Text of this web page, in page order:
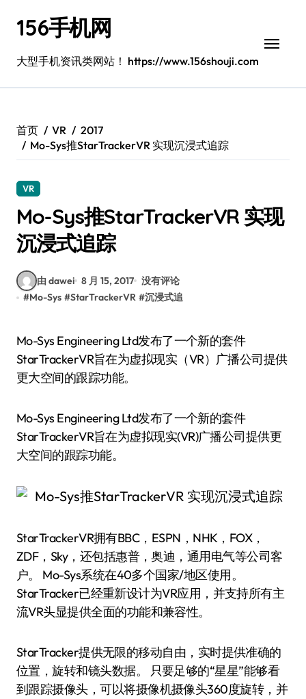
156手机网
大型手机资讯类网站！ https://www.156shouji.com
首页 VR
2017
Mo-Sys推StarTrackerVR 实现沉浸式追踪
VR
Mo-Sys推StarTrackerVR 实现
沉浸式追踪
由 dawei 8 月 15, 2017 没有评论
#Mo-Sys #StarTrackerVR #沉浸式追
Mo-Sys Engineering Ltd发布了一个新的套件
StarTrackerVR旨在为虚拟现实（VR）广播公司提供
更大空间的跟踪功能。
Mo-Sys Engineering Ltd发布了一个新的套件
StarTrackerVR旨在为虚拟现实(VR)广播公司提供更
大空间的跟踪功能。
StarTrackerVR拥有BBC，ESPN，NHK，FOX，
ZDF，Sky，还包括惠普，奥迪，通用电气等公司客
户。 Mo-Sys系统在40多个国家/地区使用。
StarTracker已经重新设计为VR应用，并支持所有主
流VR头显提供全面的功能和兼容性。
StarTracker提供无限的移动自由，实时提供准确的
位置，旋转和镜头数据。 只要足够的“星星”能够看
到跟踪摄像头，可以将摄像机摄像头360度旋转，并